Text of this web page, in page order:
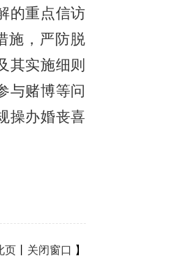
的重点信访
施，严防脱
其实施细则
与赌博等问
操办婚丧喜
页 关闭窗口 】